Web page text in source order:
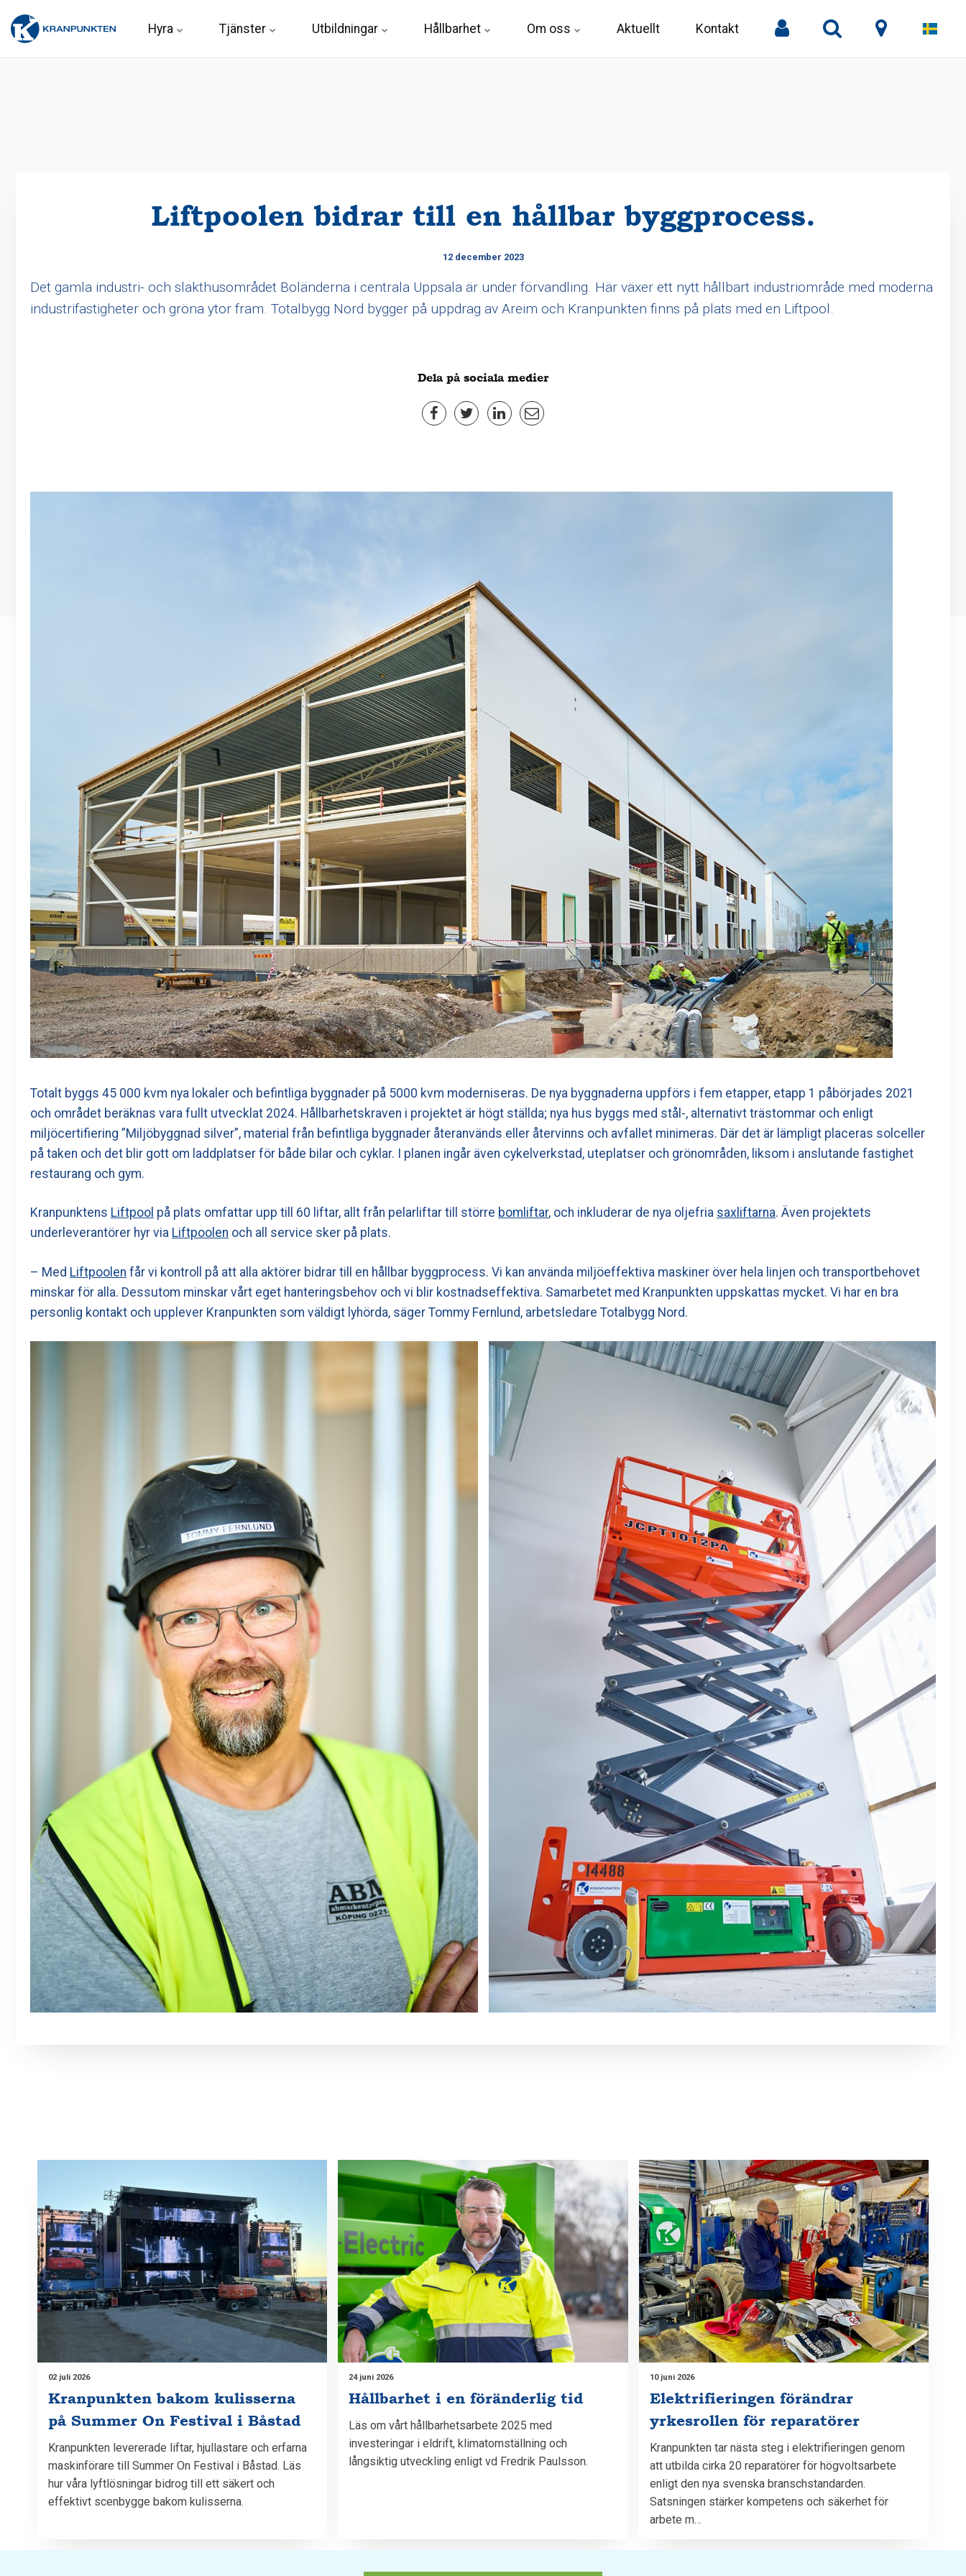
Hyra Tjänster Utbildningar Hållbarhet Om oss Aktuellt Kontakt
Liftpoolen bidrar till en hållbar byggprocess.
12 december 2023
Det gamla industri- och slakthusområdet Boländerna i centrala Uppsala är under förvandling. Här växer ett nytt hållbart industriområde med moderna
industrifastigheter och gröna ytor fram. Totalbygg Nord bygger på uppdrag av Areim och Kranpunkten finns på plats med en Liftpool.
Dela på sociala medier
Totalt byggs 45 000 kvm nya lokaler och befintliga byggnader på 5000 kvm moderniseras. De nya byggnaderna uppförs i fem etapper, etapp 1 påbörjades 2021
och området beräknas vara fullt utvecklat 2024. Hållbarhetskraven i projektet är högt ställda; nya hus byggs med stål-, alternativt trästommar och enligt
miljöcertifiering ”Miljöbyggnad silver”, material från befintliga byggnader återanvänds eller återvinns och avfallet minimeras. Där det är lämpligt placeras solceller
på taken och det blir gott om laddplatser för både bilar och cyklar. I planen ingår även cykelverkstad, uteplatser och grönområden, liksom i anslutande fastighet
restaurang och gym.
Kranpunktens Liftpool på plats omfattar upp till 60 liftar, allt från pelarliftar till större bomliftar, och inkluderar de nya oljefria saxliftarna. Även projektets
underleverantörer hyr via Liftpoolen och all service sker på plats.
– Med Liftpoolen får vi kontroll på att alla aktörer bidrar till en hållbar byggprocess. Vi kan använda miljöeffektiva maskiner över hela linjen och transportbehovet
minskar för alla. Dessutom minskar vårt eget hanteringsbehov och vi blir kostnadseffektiva. Samarbetet med Kranpunkten uppskattas mycket. Vi har en bra
personlig kontakt och upplever Kranpunkten som väldigt lyhörda, säger Tommy Fernlund, arbetsledare Totalbygg Nord.
02 juli 2026
Kranpunkten bakom kulisserna
på Summer On Festival i Båstad
Kranpunkten levererade liftar, hjullastare och erfarna
maskinförare till Summer On Festival i Båstad. Läs
hur våra lyftlösningar bidrog till ett säkert och
effektivt scenbygge bakom kulisserna.
24 juni 2026
Hållbarhet i en föränderlig tid
Läs om vårt hållbarhetsarbete 2025 med
investeringar i eldrift, klimatomställning och
långsiktig utveckling enligt vd Fredrik Paulsson.
10 juni 2026
Elektrifieringen förändrar
yrkesrollen för reparatörer
Kranpunkten tar nästa steg i elektrifieringen genom
att utbilda cirka 20 reparatörer för högvoltsarbete
enligt den nya svenska branschstandarden.
Satsningen stärker kompetens och säkerhet för
arbete m…